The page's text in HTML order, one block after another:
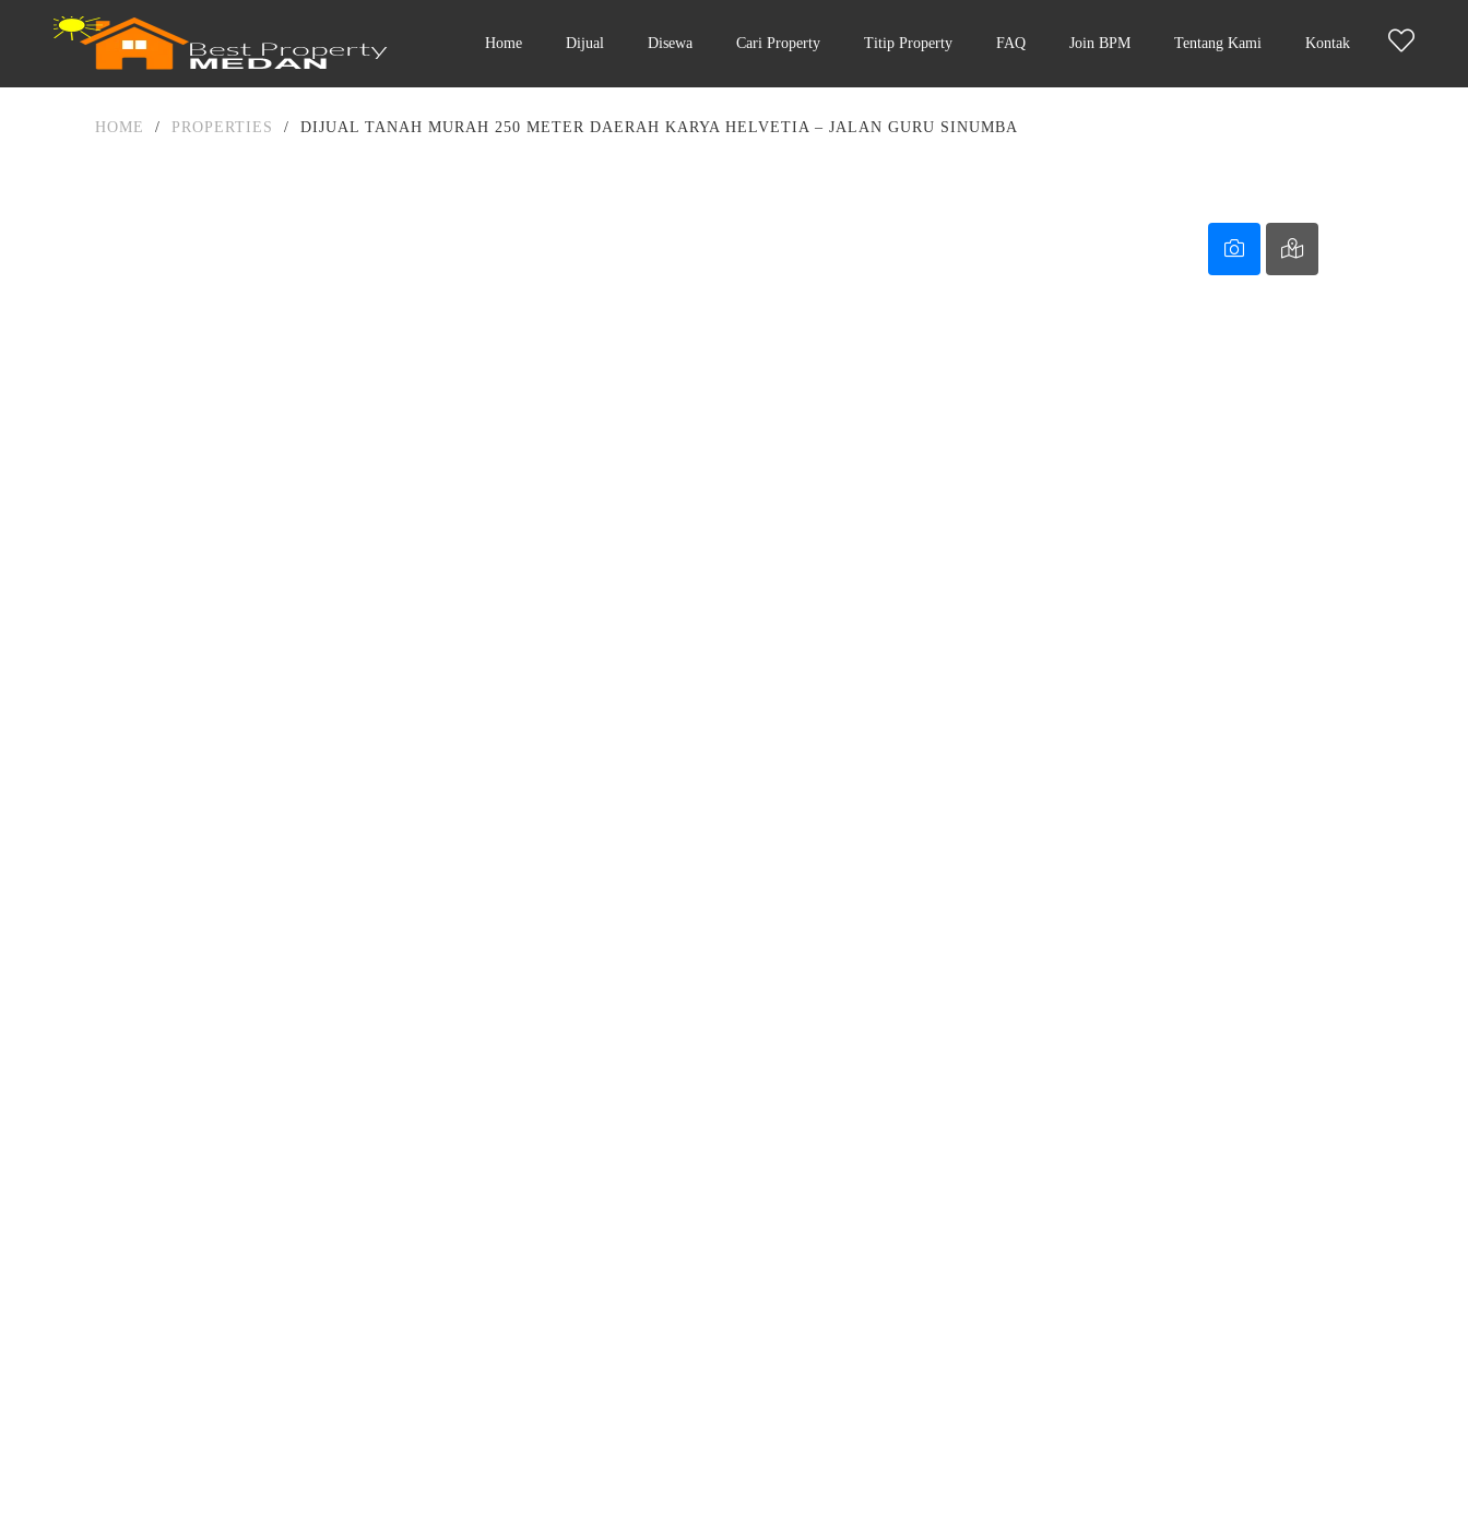
Home Dijual Disewa Cari Property Titip Property FAQ Join BPM Tentang Kami Kontak
HOME / PROPERTIES / DIJUAL TANAH MURAH 250 METER DAERAH KARYA HELVETIA – JALAN GURU SINUMBA